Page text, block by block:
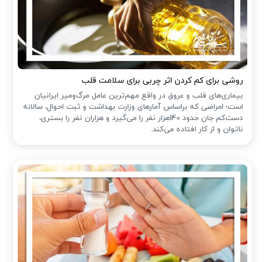
روشی برای کم کردن اثر چربی برای سلامت قلب
بیماری‌های قلب و عروق در واقع مهم‌ترین عامل مرگ‌ومیر ایرانیان
است؛ امراضی که براساس آمارهای وزارت بهداشت و ثبت احوال، سالانه
دست‌کم جان حدود 140هزار نفر را می‌گیرد و هزاران نفر را بستری،
ناتوان و از کار افتاده می‌کند.